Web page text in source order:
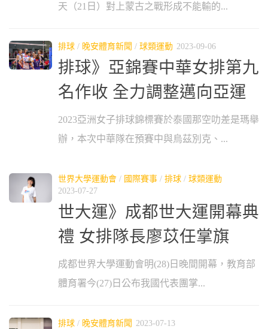
天（21日）對上蒙古之戰形成不能輸的...
排球 / 晚安體育新聞 / 球類運動 2023-09-06
排球》亞錦賽中華女排第九
名作收 全力調整邁向亞運
2023亞洲女子排球錦標賽於泰國那空叻差是瑪舉
辦，本次中華隊在預賽中與烏茲別克、...
世界大學運動會 / 國際賽事 / 排球 / 球類運動
2023-07-27
世大運》成都世大運開幕典
禮 女排隊長廖苡任掌旗
成都世界大學運動會明(28)日晚間開幕，教育部
體育署今(27)日公布我國代表團掌...
排球 / 晚安體育新聞 2023-07-13